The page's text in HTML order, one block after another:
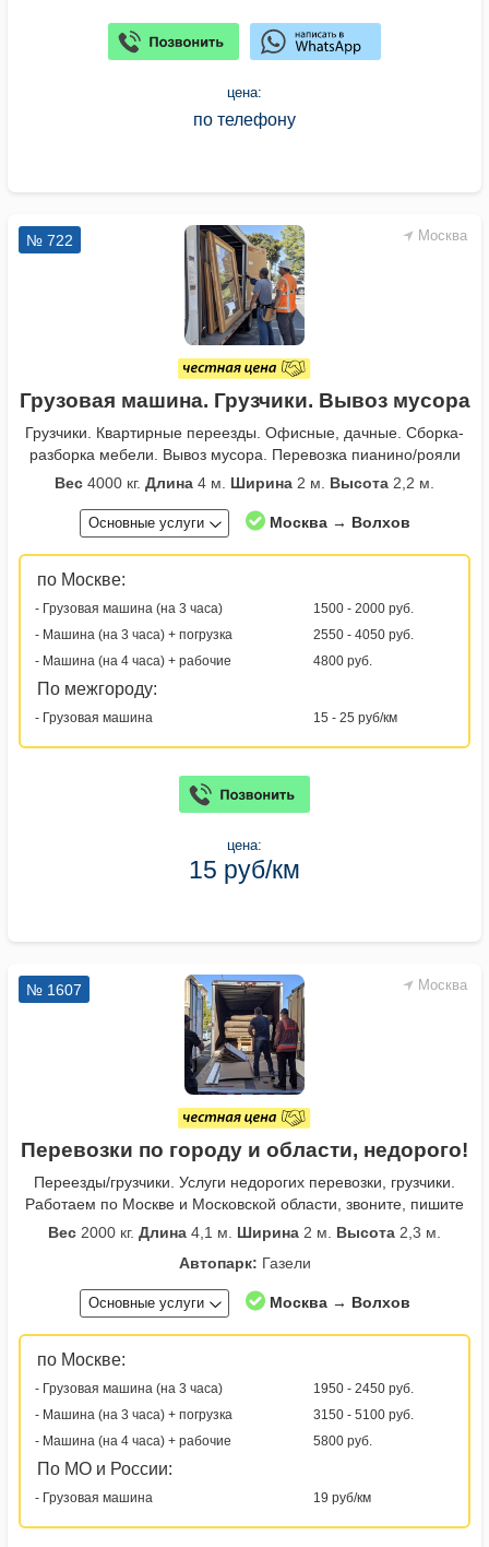
цена:
по телефону
Москва
№ 722
Грузовая машина. Грузчики. Вывоз мусора
Грузчики. Квартирные переезды. Офисные, дачные. Сборка-
разборка мебели. Вывоз мусора. Перевозка пианино/рояли
Вес 4000 кг. Длина 4 м. Ширина 2 м. Высота 2,2 м.
Основные услуги Москва → Волхов
по Москве:
- Грузовая машина (на 3 часа)
1500 - 2000 руб.
- Машина (на 3 часа) + погрузка
2550 - 4050 руб.
- Машина (на 4 часа) + рабочие
4800 руб.
По межгороду:
- Грузовая машина 15 - 25 руб/км
цена:
15 руб/км
Москва
№ 1607
Перевозки по городу и области, недорого!
Переезды/грузчики. Услуги недорогих перевозки, грузчики.
Работаем по Москве и Московской области, звоните, пишите
Вес 2000 кг. Длина 4,1 м. Ширина 2 м. Высота 2,3 м.
Автопарк: Газели
Основные услуги Москва → Волхов
по Москве:
- Грузовая машина (на 3 часа)
1950 - 2450 руб.
- Машина (на 3 часа) + погрузка
3150 - 5100 руб.
- Машина (на 4 часа) + рабочие
5800 руб.
По МО и России:
- Грузовая машина 19 руб/км